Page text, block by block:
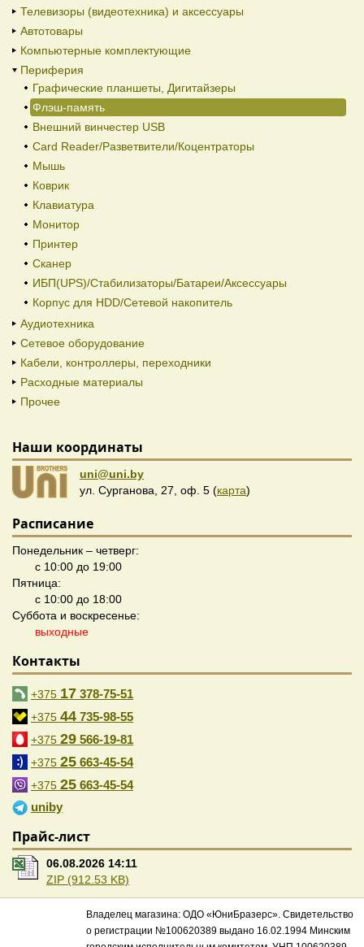
Телевизоры (видеотехника) и аксессуары
Автотовары
Компьютерные комплектующие
Периферия
Графические планшеты, Дигитайзеры
Флэш-память
Внешний винчестер USB
Card Reader/Разветвители/Коцентраторы
Мышь
Коврик
Клавиатура
Монитор
Принтер
Сканер
ИБП(UPS)/Стабилизаторы/Батареи/Аксессуары
Корпус для HDD/Cетевой накопитель
Аудиотехника
Сетевое оборудование
Кабели, контроллеры, переходники
Расходные материалы
Прочее
Наши координаты
uni@uni.by
ул. Сурганова, 27, оф. 5 (карта)
Расписание
Понедельник – четверг:
с 10:00 до 19:00
Пятница:
с 10:00 до 18:00
Суббота и воскресенье:
выходные
Контакты
+375 17 378-75-51
+375 44 735-98-55
+375 29 566-19-81
+375 25 663-45-54
+375 25 663-45-54
uniby
Прайс-лист
06.08.2026 14:11
ZIP (912.53 KB)
Владелец магазина: ОДО «ЮниБразерс». Свидетельство
о регистрации №100620389 выдано 16.02.1994 Минским